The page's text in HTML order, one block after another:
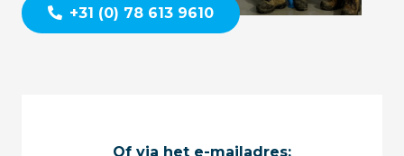
+31 (0) 78 613 9610
Of via het e-mailadres: